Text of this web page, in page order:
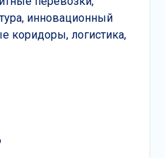
инновационный
коридоры, логистика,